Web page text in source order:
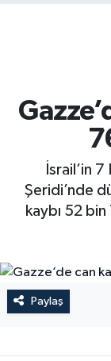
İsrail’in
Şeridi’nde
kaybı 52 bin
Paylaş